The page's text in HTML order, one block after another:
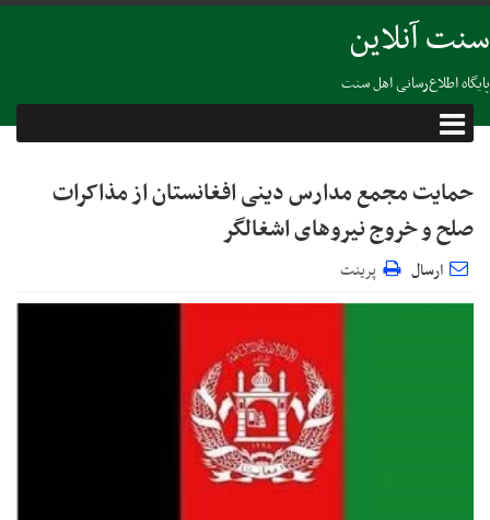
سنت آنلاین
پایگاه اطلاع‌رسانی اهل سنت
حمایت مجمع مدارس دینی افغانستان از مذاکرات
صلح و خروج نیروهای اشغالگر
ارسال پرینت